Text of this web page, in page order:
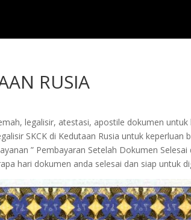
RUSIA
legalisir, atestasi, apostile dokumen
SKCK di Kedutaan Rusia untuk keperluan
” Pembayaran Setelah Dokumen
hari dokumen anda selesai dan siap untuk